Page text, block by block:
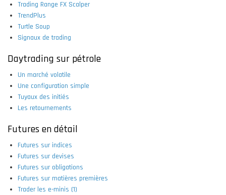
Trading Range FX Scalper
TrendPlus
Turtle Soup
Signaux de trading
Daytrading sur pétrole
Un marché volatile
Une configuration simple
Tuyaux des initiés
Les retournements
Futures en détail
Futures sur indices
Futures sur devises
Futures sur obligations
Futures sur matières premières
Trader les e-minis (1)